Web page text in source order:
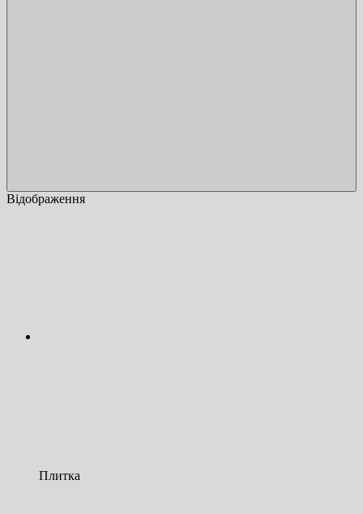
Відображення
Плитка